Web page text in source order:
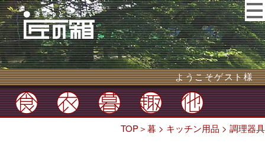
ようこそゲスト様
TOP＞暮 > キッチン用品 > 調理器具